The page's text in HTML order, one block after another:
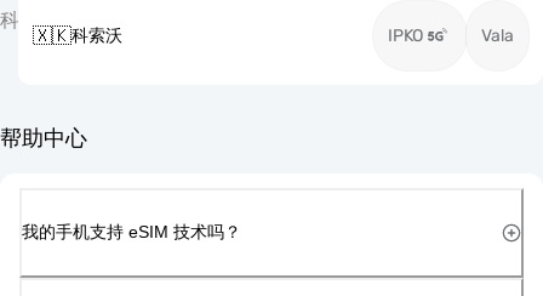
科
🇽🇰科索沃 IPKO Vala
帮助中心
我的手机支持 eSIM 技术吗？